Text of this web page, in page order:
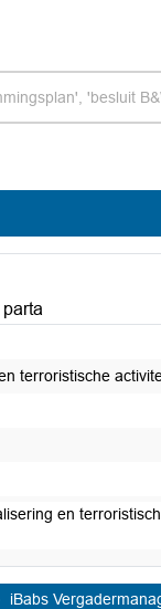
terroristische
en
iBabs